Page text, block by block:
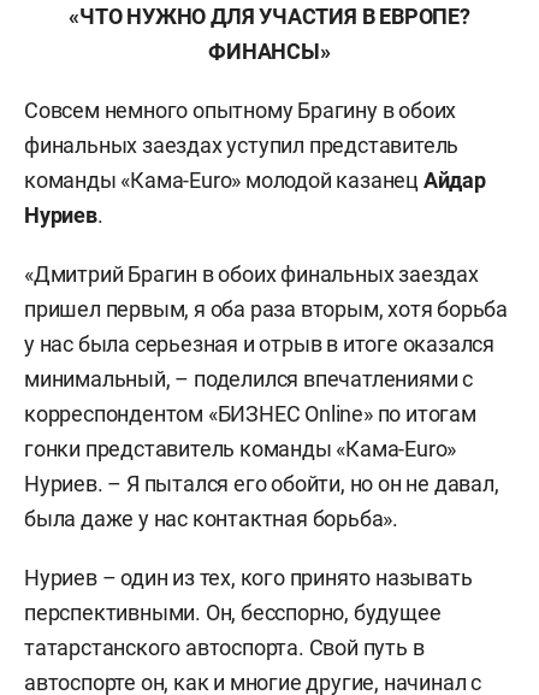
«ЧТО НУЖНО ДЛЯ УЧАСТИЯ В ЕВРОПЕ?
ФИНАНСЫ»
Совсем немного опытному Брагину в обоих
финальных заездах уступил представитель
команды «Кама-Euro» молодой казанец Айдар
Нуриев.
«Дмитрий Брагин в обоих финальных заездах
пришел первым, я оба раза вторым, хотя борьба
у нас была серьезная и отрыв в итоге оказался
минимальный, – поделился впечатлениями с
корреспондентом «БИЗНЕС Online» по итогам
гонки представитель команды «Кама-Euro»
Нуриев. – Я пытался его обойти, но он не давал,
была даже у нас контактная борьба».
Нуриев – один из тех, кого принято называть
перспективными. Он, бесспорно, будущее
татарстанского автоспорта. Свой путь в
автоспорте он, как и многие другие, начинал с